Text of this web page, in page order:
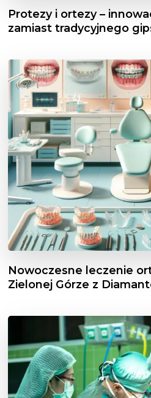
Protezy i ortezy –
zamiast tradycyjnego
Nowoczesne leczenie
Zielonej Górze z